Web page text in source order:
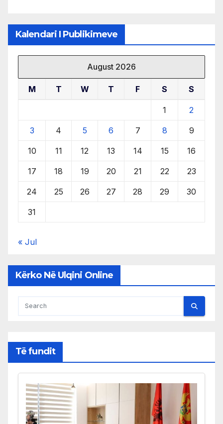
Kalendari I Publikimeve
August 2026
M T W T F S S
1 2
3 4 5 6 7 8 9
10 11 12 13 14 15 16
17 18 19 20 21 22 23
24 25 26 27 28 29 30
31
« Jul
Kërko Në Ulqini Online
Të fundit